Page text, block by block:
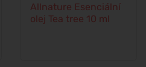
Allnature Esenciální
olej Tea tree 10 ml